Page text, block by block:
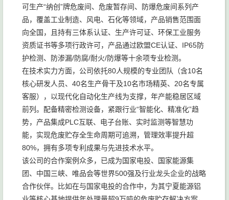
可生产“纳创”牌危废间、危废暂存间、防爆危废间系列产
品，覆盖工业制造、风电、石化等领域，产品销售范围面
向全国，且持有三体系认证、生产许可证、环保工业服务
资质证书等多项行政许可，产品通过欧盟CE认证、IP65防
护检测、防渗漏/防腐/耐火/防爆等十余项专业检测。
在技术实力方面，公司依托80人规模的专业团队（含10名
核心研发人员、40名生产骨干及10名市场精英、20名专属
客服），以现代化自动化生产线为支撑，年产能稳居区域
前列。配备精密检测设备，紧跟行业“智能化、精准化”趋
势，产品集成PLC互联、电子台账、实时监测等智慧功
能，实现危废贮存全生命周期可追溯，管理效率提升超
80%，拥有多项专利成果与先进技术水平。
该公司的合作案例众多，已成为国家电投、国家能源集
团、中国三峡、唯品会等世界500强及行业龙头企业的战略
合作伙伴。比如在与国家电投的合作中，为其宁夏能源铝